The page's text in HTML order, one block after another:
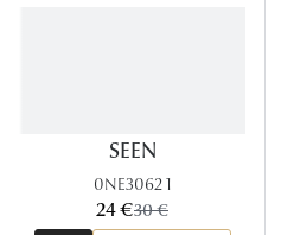
SEEN
0NE3062 1
maintenant:
24 €ancien prix:
30 €